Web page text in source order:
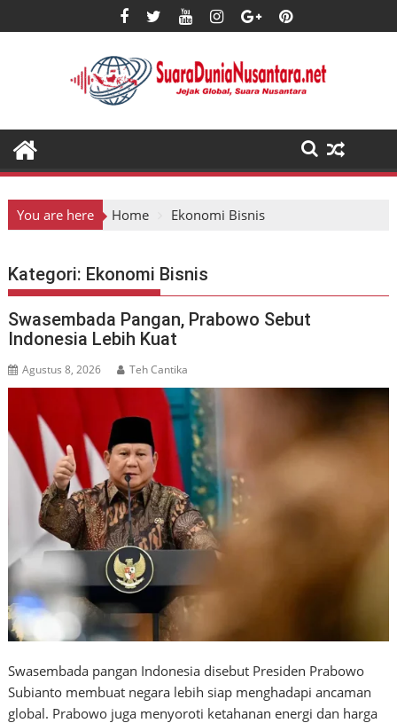
to
You are here Home Ekonomi Bisnis
Kategori: Ekonomi Bisnis
Swasembada Pangan, Prabowo Sebut
Indonesia Lebih Kuat
Agustus 8, 2026 Teh Cantika
Swasembada pangan Indonesia disebut Presiden Prabowo
Subianto membuat negara lebih siap menghadapi ancaman
global. Prabowo juga menyoroti ketahanan energi dan harga